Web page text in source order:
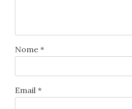
Nome *
Email *